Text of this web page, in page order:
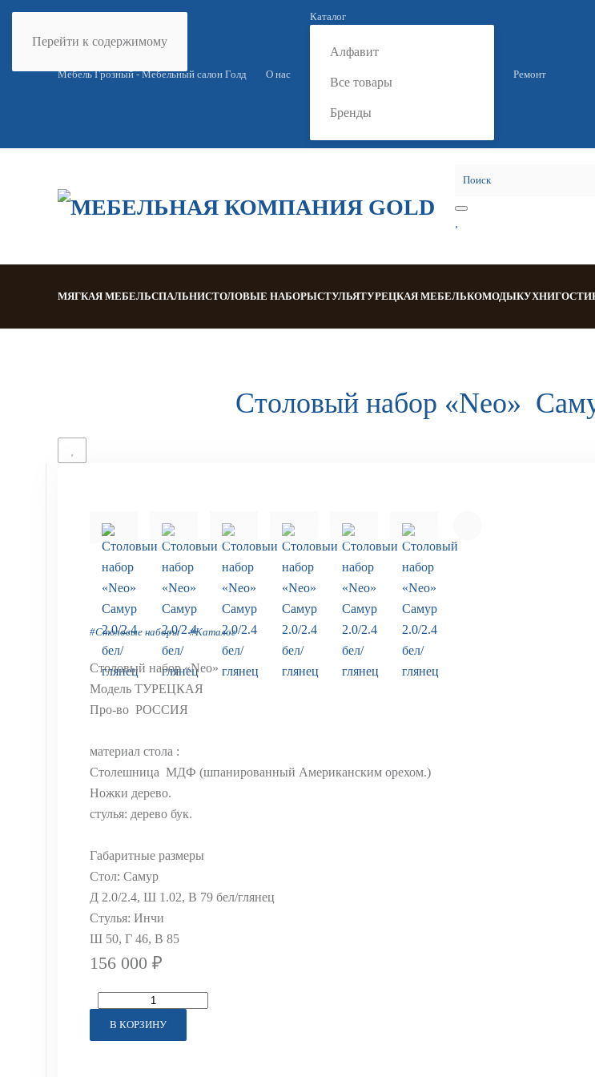
Перейти к содержимому
Мебель Грозный - Мебельный салон Голд О нас
Каталог
Алфавит
Все товары
Бренды
Ремонт
МЯГКАЯ МЕБЕЛЬСПАЛЬНИСТОЛОВЫЕ НАБОРЫСТУЛЬЯТУРЕЦКАЯ МЕБЕЛЬКОМОДЫКУХНИ
Столовый набор «Neo»
#Столовые наборы #Каталог
Столовый набор «Neo»
Модель ТУРЕЦКАЯ
Про-во РОССИЯ
материал стола :
Столешница МДФ (шпанированный Американским орехом.)
Ножки дерево.
стулья: дерево бук.
Габаритные размеры
Стол: Самур
Д 2.0/2.4, Ш 1.02, В 79 бел/глянец
Стулья: Инчи
Ш 50, Г 46, В 85
156 000 ₽
В КОРЗИНУ